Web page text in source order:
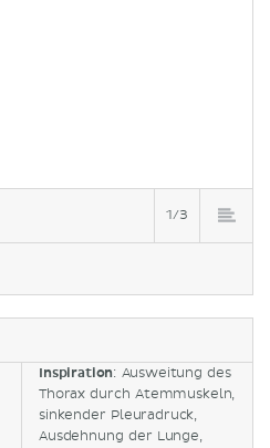
1/3
Inspiration: Ausweitung des
Thorax durch Atemmuskeln,
sinkender Pleuradruck,
Ausdehnung der Lunge,